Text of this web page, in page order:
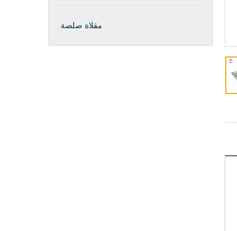
مقلاة صلصة